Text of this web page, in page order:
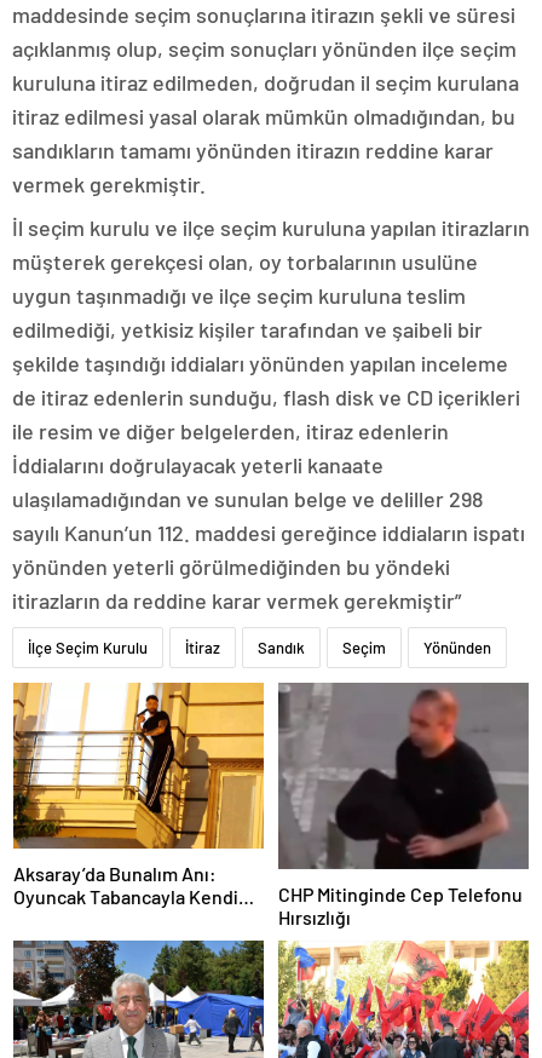
maddesinde seçim sonuçlarına itirazın şekli ve süresi
açıklanmış olup, seçim sonuçları yönünden ilçe seçim
kuruluna itiraz edilmeden, doğrudan il seçim kurulana
itiraz edilmesi yasal olarak mümkün olmadığından, bu
sandıkların tamamı yönünden itirazın reddine karar
vermek gerekmiştir.
İl seçim kurulu ve ilçe seçim kuruluna yapılan itirazların
müşterek gerekçesi olan, oy torbalarının usulüne
uygun taşınmadığı ve ilçe seçim kuruluna teslim
edilmediği, yetkisiz kişiler tarafından ve şaibeli bir
şekilde taşındığı iddiaları yönünden yapılan inceleme
de itiraz edenlerin sunduğu, flash disk ve CD içerikleri
ile resim ve diğer belgelerden, itiraz edenlerin
İddialarını doğrulayacak yeterli kanaate
ulaşılamadığından ve sunulan belge ve deliller 298
sayılı Kanun’un 112. maddesi gereğince iddiaların ispatı
yönünden yeterli görülmediğinden bu yöndeki
itirazların da reddine karar vermek gerekmiştir”
İlçe Seçim Kurulu İtiraz Sandık Seçim Yönünden
Aksaray’da Bunalım Anı:
Oyuncak Tabancayla Kendine
CHP Mitinginde Cep Telefonu
Hırsızlığı